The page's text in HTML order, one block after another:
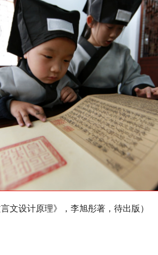
文设计原理》，李旭彤著，待出版）